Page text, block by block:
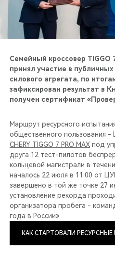
CHERY И СПОРТ
CHERY ДЛЯ ДЕТЕЙ
Семейный кроссовер TIGGO
принял участие в
силового агрегата, по
зафиксирован результат в
получен сертификат
Маршрут ресурсного
общественного пользования
CHERY TIGGO 7 PRO MAX под
друга 12 тест-пилотов
кольцевой магистрали в
началось 22 июля в 11:00 от
завершено в той же точке 27
установление рекорда
организатора пробега -
года в России».
КАК СТАРТОВАЛИ